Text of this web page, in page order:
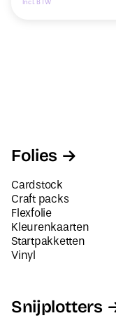
Incl. BTW
Folies
Cardstock
Craft packs
Flexfolie
Kleurenkaarten
Startpakketten
Vinyl
Snijplotters